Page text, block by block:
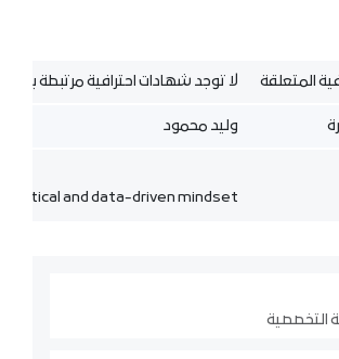
المتعلقة لا توجد شهادات احترافية مرتبطة
وليد محمود
and data-driven mindset
التخصصية